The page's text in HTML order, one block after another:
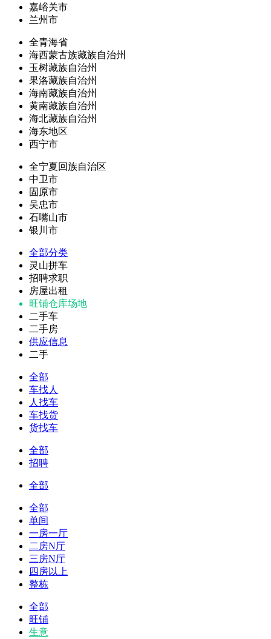
嘉峪关市
兰州市
全青海省
海西蒙古族藏族自治州
玉树藏族自治州
果洛藏族自治州
海南藏族自治州
黄南藏族自治州
海北藏族自治州
海东地区
西宁市
全宁夏回族自治区
中卫市
固原市
吴忠市
石嘴山市
银川市
全部分类
灵山拼车
招聘求职
房屋出租
旺铺仓库场地
二手车
二手房
供应信息
二手
全部
车找人
人找车
车找货
货找车
全部
招聘
全部
全部
单间
一房一厅
二房N厅
三房N厅
四房以上
整栋
全部
旺铺
生意